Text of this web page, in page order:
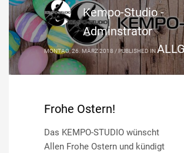
Kempo-Studio -
Adminstrator
MONTAG, 26. MÄRZ 2018 /PUBLISHED IN
Frohe Ostern!
Das KEMPO-STUDIO wünscht
Allen Frohe Ostern und kündigt